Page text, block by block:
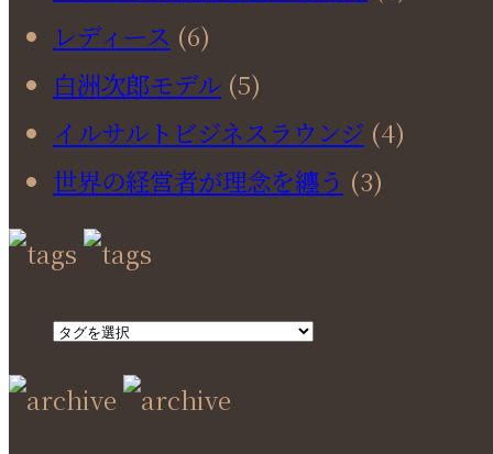
レディース (6)
白洲次郎モデル (5)
イルサルトビジネスラウンジ (4)
世界の経営者が理念を纏う (3)